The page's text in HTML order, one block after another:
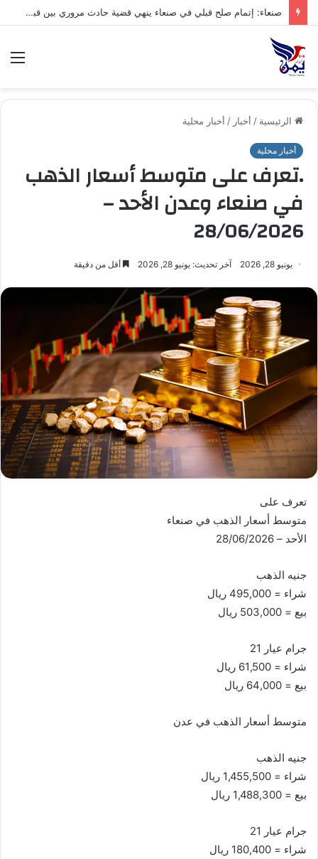
صنعاء: إتمام صلح قبلي في صنعاء ينهي قضية حادث مروري بين قبيلتي ال الخبش محافظة حجة وذو حسين من خولان بني ضبيان محافظة صنعاء
الرئيسية / أخبار / أخبار محلية
أخبار محلية
.تعرف على متوسط أسعار الذهب
في صنعاء وعدن الأحد –
28/06/2026
يونيو 28, 2026 آخر تحديث: يونيو 28, 2026 أقل من دقيقة
تعرف على
متوسط أسعار الذهب في صنعاء
الأحد – 28/06/2026
جنيه الذهب
شراء = 495,000 ريال
بيع = 503,000 ريال
جرام عيار 21
شراء = 61,500 ريال
بيع = 64,000 ريال
متوسط أسعار الذهب في عدن
جنيه الذهب
شراء = 1,455,500 ريال
بيع = 1,488,300 ريال
جرام عيار 21
شراء = 180,400 ريال